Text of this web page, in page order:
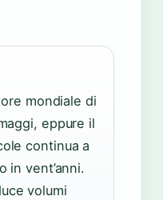
mondiale di
eppure il
continua a
in vent’anni.
volumi